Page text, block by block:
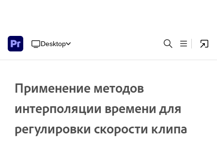
Desktop
Применение методов
интерполяции времени для
регулировки скорости клипа